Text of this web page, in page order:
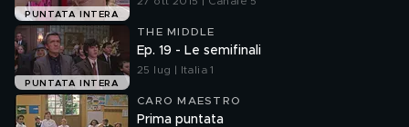
PUNTATA INTERA
PUNTATA INTERA
THE MIDDLE
Ep. 19 - Le semifinali
25 lug | Italia 1
CARO MAESTRO
Prima puntata